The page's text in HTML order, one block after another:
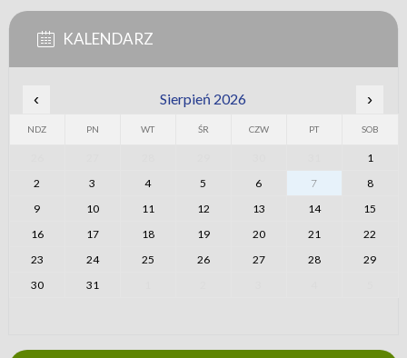
KALENDARZ
‹ Sierpień 2026 ›
NDZ PN WT ŚR CZW PT SOB
1
2
3 4 5 6 7
8
9
10 11 12 13 14
15
16
17 18 19 20 21
22
23
24 25 26 27 28
29
30
31